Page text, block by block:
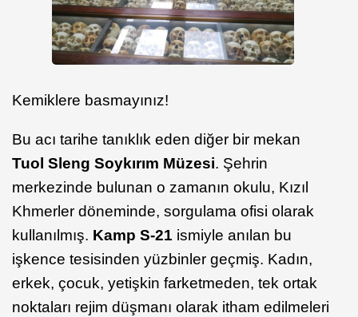
Kemiklere basmayınız!
Bu acı tarihe tanıklık eden diğer bir mekan
Tuol Sleng Soykırım Müzesi. Şehrin
merkezinde bulunan o zamanın okulu, Kızıl
Khmerler döneminde, sorgulama ofisi olarak
kullanılmış. Kamp S-21 ismiyle anılan bu
işkence tesisinden yüzbinler geçmiş. Kadın,
erkek, çocuk, yetişkin farketmeden, tek ortak
noktaları rejim düşmanı olarak itham edilmeleri